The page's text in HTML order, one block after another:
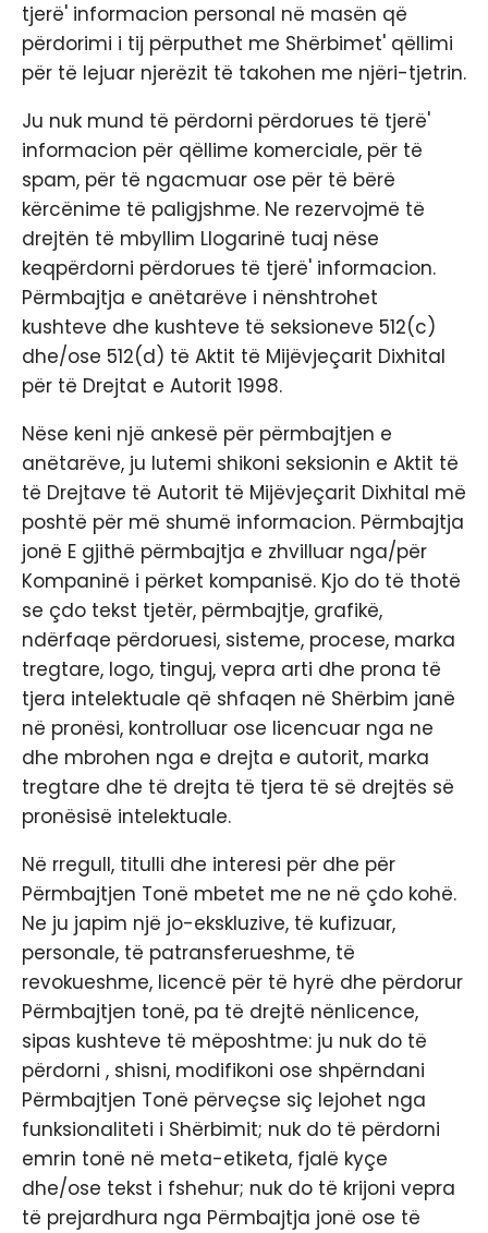
tjerë' informacion personal në masën që
përdorimi i tij përputhet me Shërbimet' qëllimi
për të lejuar njerëzit të takohen me njëri-tjetrin.
Ju nuk mund të përdorni përdorues të tjerë'
informacion për qëllime komerciale, për të
spam, për të ngacmuar ose për të bërë
kërcënime të paligjshme. Ne rezervojmë të
drejtën të mbyllim Llogarinë tuaj nëse
keqpërdorni përdorues të tjerë' informacion.
Përmbajtja e anëtarëve i nënshtrohet
kushteve dhe kushteve të seksioneve 512(c)
dhe/ose 512(d) të Aktit të Mijëvjeçarit Dixhital
për të Drejtat e Autorit 1998.
Nëse keni një ankesë për përmbajtjen e
anëtarëve, ju lutemi shikoni seksionin e Aktit të
të Drejtave të Autorit të Mijëvjeçarit Dixhital më
poshtë për më shumë informacion. Përmbajtja
jonë E gjithë përmbajtja e zhvilluar nga/për
Kompaninë i përket kompanisë. Kjo do të thotë
se çdo tekst tjetër, përmbajtje, grafikë,
ndërfaqe përdoruesi, sisteme, procese, marka
tregtare, logo, tinguj, vepra arti dhe prona të
tjera intelektuale që shfaqen në Shërbim janë
në pronësi, kontrolluar ose licencuar nga ne
dhe mbrohen nga e drejta e autorit, marka
tregtare dhe të drejta të tjera të së drejtës së
pronësisë intelektuale.
Në rregull, titulli dhe interesi për dhe për
Përmbajtjen Tonë mbetet me ne në çdo kohë.
Ne ju japim një jo-ekskluzive, të kufizuar,
personale, të patransferueshme, të
revokueshme, licencë për të hyrë dhe përdorur
Përmbajtjen tonë, pa të drejtë nënlicence,
sipas kushteve të mëposhtme: ju nuk do të
përdorni , shisni, modifikoni ose shpërndani
Përmbajtjen Tonë përveçse siç lejohet nga
funksionaliteti i Shërbimit; nuk do të përdorni
emrin tonë në meta-etiketa, fjalë kyçe
dhe/ose tekst i fshehur; nuk do të krijoni vepra
të prejardhura nga Përmbajtja jonë ose të